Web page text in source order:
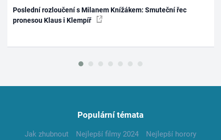
Poslední rozloučení s Milanem Knížákem: Smuteční řec
pronesou Klaus i Klempíř
Populární témata
Jak zhubnout Nejlepší filmy 2024
Nejlepší horory